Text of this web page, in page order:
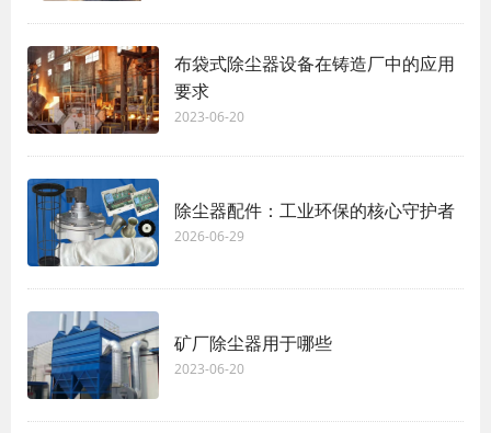
布袋式除尘器设备在铸造厂中的应用
要求
2023-06-20
除尘器配件：工业环保的核心守护者
2026-06-29
矿厂除尘器用于哪些
2023-06-20